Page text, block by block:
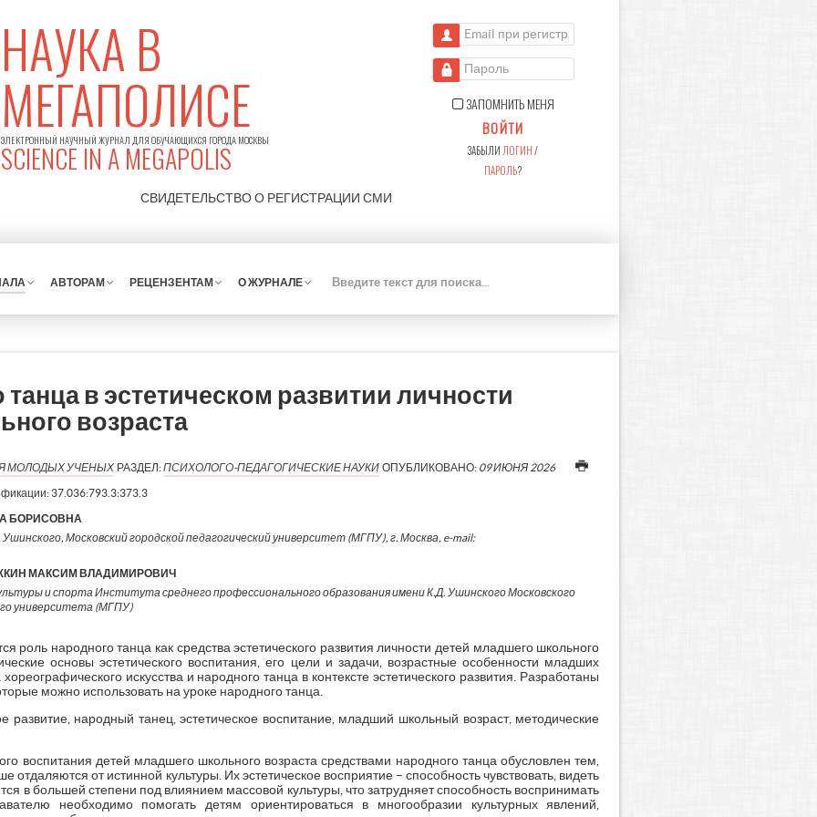
НАУКА В
МЕГАПОЛИСЕ
ЭЛЕКТРОННЫЙ НАУЧНЫЙ ЖУРНАЛ ДЛЯ ОБУЧАЮЩИХСЯ ГОРОДА МОСКВЫ
SCIENCE IN A MEGAPOLIS
СВИДЕТЕЛЬСТВО О РЕГИСТРАЦИИ СМИ
Email при регистрации
Пароль
ЗАПОМНИТЬ МЕНЯ
ВОЙТИ
ЗАБЫЛИ ЛОГИН/
ПАРОЛЬ?
АВТОРАМ РЕЦЕНЗЕНТАМ О ЖУРНАЛЕ
К
в эстетическом развитии личности
возраста
МОЛОДЫХ УЧЕНЫХ РАЗДЕЛ:ПСИХОЛОГО-ПЕДАГОГИЧЕСКИЕ НАУКИ ОПУБЛИКОВАНО: 09 ИЮНЯ 2026
37.036:793.3:373.3
БОРИСОВНА
Московский городской педагогический университет (МГПУ), г. Москва, e-mail:
МАКСИМ ВЛАДИМИРОВИЧ
и спорта Института среднего профессионального образования имени К.Д. Ушинского Московского
университета (МГПУ)
роль народного танца как средства эстетического развития личности детей младшего школьного
основы эстетического воспитания, его цели и задачи, возрастные особенности младших
искусства и народного танца в контексте эстетического развития. Разработаны
можно использовать на уроке народного танца.
развитие, народный танец, эстетическое воспитание, младший школьный возраст, методические
воспитания детей младшего школьного возраста средствами народного танца обусловлен тем,
отдаляются от истинной культуры. Их эстетическое восприятие – способность чувствовать, видеть
в большей степени под влиянием массовой культуры, что затрудняет способность воспринимать
необходимо помогать детям ориентироваться в многообразии культурных явлений,